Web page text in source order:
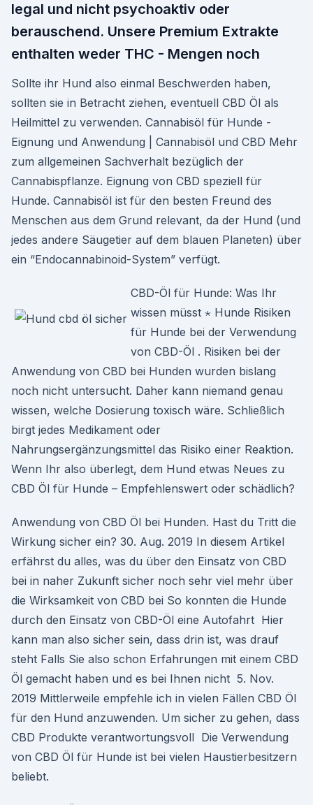
legal und nicht psychoaktiv oder
berauschend. Unsere Premium Extrakte
enthalten weder THC - Mengen noch
Sollte ihr Hund also einmal Beschwerden haben,
sollten sie in Betracht ziehen, eventuell CBD Öl als
Heilmittel zu verwenden. Cannabisöl für Hunde -
Eignung und Anwendung | Cannabisöl und CBD Mehr
zum allgemeinen Sachverhalt bezüglich der
Cannabispflanze. Eignung von CBD speziell für
Hunde. Cannabisöl ist für den besten Freund des
Menschen aus dem Grund relevant, da der Hund (und
jedes andere Säugetier auf dem blauen Planeten) über
ein “Endocannabinoid-System” verfügt.
CBD-Öl für Hunde: Was Ihr
wissen müsst ⋆ Hunde Risiken
für Hunde bei der Verwendung
von CBD-Öl . Risiken bei der
Anwendung von CBD bei Hunden wurden bislang
noch nicht untersucht. Daher kann niemand genau
wissen, welche Dosierung toxisch wäre. Schließlich
birgt jedes Medikament oder
Nahrungsergänzungsmittel das Risiko einer Reaktion.
Wenn Ihr also überlegt, dem Hund etwas Neues zu
CBD Öl für Hunde – Empfehlenswert oder schädlich?
Anwendung von CBD Öl bei Hunden. Hast du Tritt die
Wirkung sicher ein? 30. Aug. 2019 In diesem Artikel
erfährst du alles, was du über den Einsatz von CBD
bei in naher Zukunft sicher noch sehr viel mehr über
die Wirksamkeit von CBD bei So konnten die Hunde
durch den Einsatz von CBD-Öl eine Autofahrt Hier
kann man also sicher sein, dass drin ist, was drauf
steht Falls Sie also schon Erfahrungen mit einem CBD
Öl gemacht haben und es bei Ihnen nicht 5. Nov.
2019 Mittlerweile empfehle ich in vielen Fällen CBD Öl
für den Hund anzuwenden. Um sicher zu gehen, dass
CBD Produkte verantwortungsvoll Die Verwendung
von CBD Öl für Hunde ist bei vielen Haustierbesitzern
beliebt.